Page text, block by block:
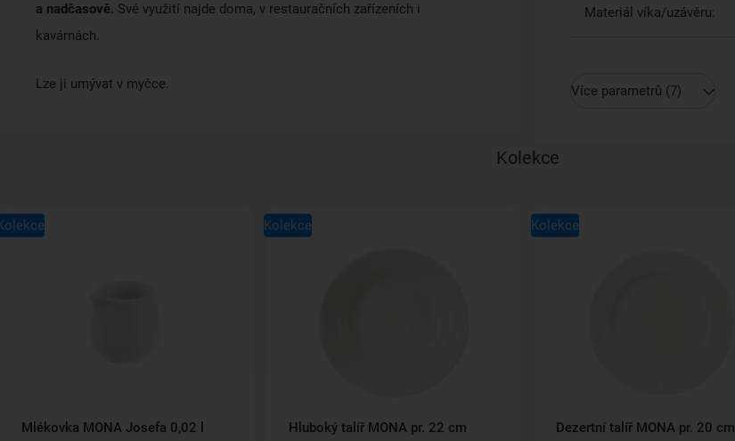
a nadčasově. Své využití najde doma, v restauračních zařízeních i
kavárnách.
Lze ji umývat v myčce.
Materiál víka/uzávěru:
Více parametrů (7)
Kolekce
Mlékovka MONA Josefa 0,02 l
Kolekce
Hluboký talíř MONA pr. 22 cm
Kolekce
Dezertní talíř MONA pr. 20 cm